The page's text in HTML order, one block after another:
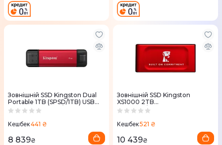
Зовнiшнiй SSD Kingston Dual
Portable 1TB (SPSD/1TB) USB
3.2 Gen 2 Type-C/Type-A
Кешбек441 ₴
8 839₴
Зовнiшнiй SSD Kingston
XS1000 2TB
(SXS1000/2000GA) USB 3.2
Кешбек521 ₴
10 439₴